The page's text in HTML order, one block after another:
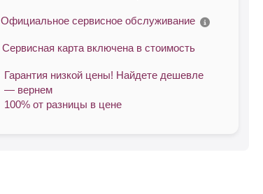
Официальное сервисное обслуживание
Сервисная карта включена в стоимость
Гарантия низкой цены! Найдете дешевле
— вернем
100% от разницы в цене